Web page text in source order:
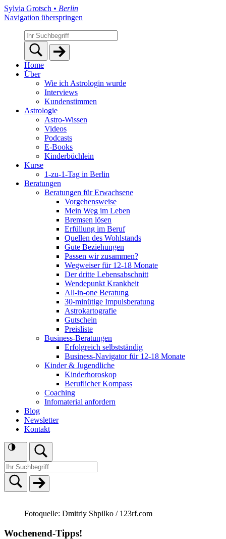
Sylvia Grotsch • Berlin
Navigation überspringen
Home
Über
Wie ich Astrologin wurde
Interviews
Kundenstimmen
Astrologie
Astro-Wissen
Videos
Podcasts
E-Books
Kinderbüchlein
Kurse
1-zu-1-Tag in Berlin
Beratungen
Beratungen für Erwachsene
Vorgehensweise
Mein Weg im Leben
Bremsen lösen
Erfüllung im Beruf
Quellen des Wohlstands
Gute Beziehungen
Passen wir zusammen?
Wegweiser für 12-18 Monate
Der dritte Lebensabschnitt
Wendepunkt Krankheit
All-in-one Beratung
30-minütige Impulsberatung
Astrokartografie
Gutschein
Preisliste
Business-Beratungen
Erfolgreich selbstständig
Business-Navigator für 12-18 Monate
Kinder & Jugendliche
Kinderhoroskop
Beruflicher Kompass
Coaching
Infomaterial anfordern
Blog
Newsletter
Kontakt
Fotoquelle: Dmitriy Shpilko / 123rf.com
Wochenend-Tipps!